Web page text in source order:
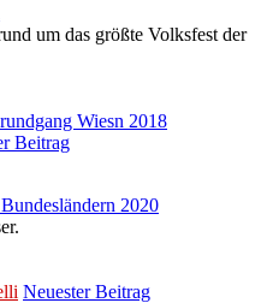
um das größte Volksfest der
Wiesn 2018
Beitrag
2020
Neuester Beitrag